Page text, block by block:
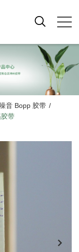
音 Bopp 胶带 /
带